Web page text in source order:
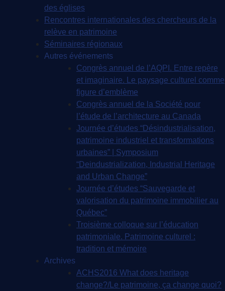
des églises
Rencontres internationales des chercheurs de la
relève en patrimoine
Séminaires régionaux
Autres événements
Congrès annuel de l’AQPI. Entre repère
et imaginaire. Le paysage culturel comme
figure d’emblème
Congrès annuel de la Société pour
l’étude de l’architecture au Canada
Journée d’études “Désindustrialisation,
patrimoine industriel et transformations
urbaines” | Symposium
“Deindustrialization, Industrial Heritage
and Urban Change”
Journée d’études “Sauvegarde et
valorisation du patrimoine immobilier au
Québec”
Troisième colloque sur l’éducation
patrimoniale. Patrimoine culturel :
tradition et mémoire
Archives
ACHS2016 What does heritage
change?/Le patrimoine, ça change quoi?